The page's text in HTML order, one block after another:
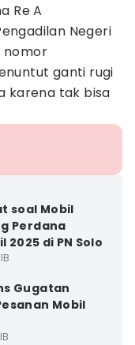
Re A
Negeri
nomor
ganti rugi
karena tak bisa
soal Mobil
Perdana
2025 di PN Solo
Gugatan
Mobil